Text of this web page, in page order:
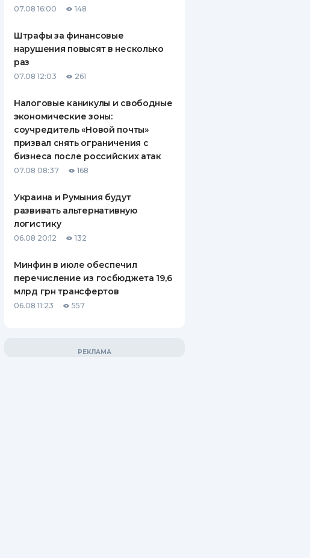
СТРАХОВАНИЮ
ВСЕ СТРАХОВЫЕ ПОЛИСЫ
СТРАХОВЫЕ КОМПАНИИ
ОТЗЫВЫ О СТРАХОВЫХ
КОМПАНИЯХ
07.08 16:00 148
Штрафы за финансовые
нарушения повысят в несколько
раз
07.08 12:03 261
Налоговые каникулы и свободные
экономические зоны:
соучредитель «Новой почты»
призвал снять ограничения с
бизнеса после российских атак
07.08 08:37 168
Украина и Румыния будут
развивать альтернативную
логистику
06.08 20:12 132
Минфин в июле обеспечил
перечисление из госбюджета 19,6
млрд грн трансфертов
06.08 11:23 557